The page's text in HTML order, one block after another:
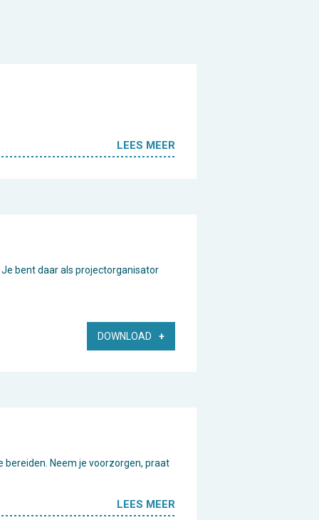
LEES MEER
bent daar als projectorganisator
DOWNLOAD
bereiden. Neem je voorzorgen, praat
LEES MEER